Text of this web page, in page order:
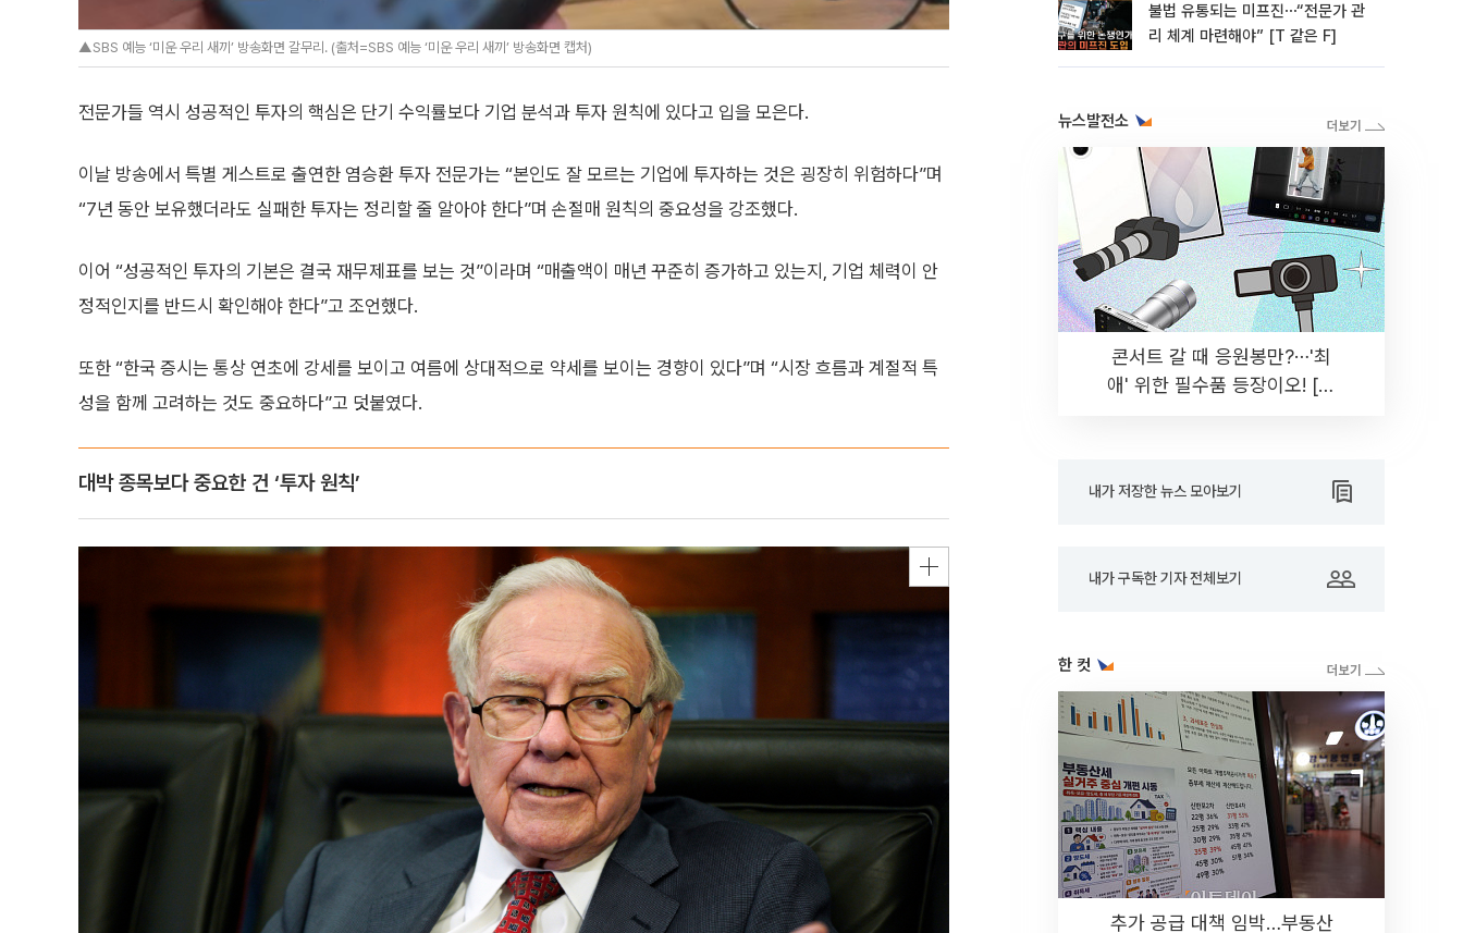
▲SBS 예능 ‘미운 우리 새끼’ 방송화면 갈무리. (출처=SBS 예능 ‘미운 우리 새끼’ 방송화면 캡처)
전문가들 역시 성공적인 투자의 핵심은 단기 수익률보다 기업 분석과 투자 원칙에 있다고 입을 모은다.
이날 방송에서 특별 게스트로 출연한 염승환 투자 전문가는 “본인도 잘 모르는 기업에 투자하는 것은 굉장히 위험하다”며
“7년 동안 보유했더라도 실패한 투자는 정리할 줄 알아야 한다”며 손절매 원칙의 중요성을 강조했다.
이어 “성공적인 투자의 기본은 결국 재무제표를 보는 것”이라며 “매출액이 매년 꾸준히 증가하고 있는지, 기업 체력이 안
정적인지를 반드시 확인해야 한다”고 조언했다.
또한 “한국 증시는 통상 연초에 강세를 보이고 여름에 상대적으로 약세를 보이는 경향이 있다”며 “시장 흐름과 계절적 특
성을 함께 고려하는 것도 중요하다”고 덧붙였다.
대박 종목보다 중요한 건 ‘투자 원칙’
불법 유통되는 미프진⋯“전문가 관
리 체계 마련해야” [T 같은 F]
뉴스발전소
콘서트 갈 때 응원봉만?⋯'최
애' 위한 필수품 등장이오! [솔
내가 저장한 뉴스 모아보기
내가 구독한 기자 전체보기
한 컷
추가 공급 대책 임박…부동산